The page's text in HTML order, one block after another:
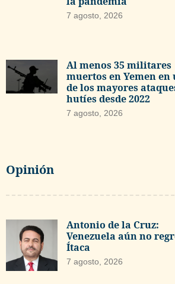
7 agosto, 2026
Al menos 35 militares
muertos en Yemen en
de los mayores
hutíes desde 2022
7 agosto, 2026
Opinión
Antonio de la Cruz:
Venezuela aún no
Ítaca
7 agosto, 2026